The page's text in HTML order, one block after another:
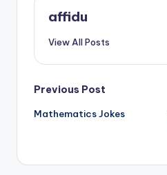
affidu
View All Posts
Post
navigation
Previous Post
Mathematics Jokes